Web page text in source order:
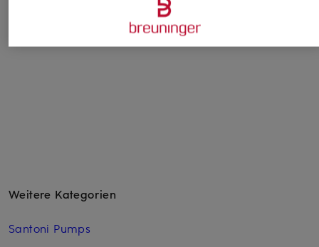
Bestpreis:550 €
Weitere Kategorien
Santoni Pumps